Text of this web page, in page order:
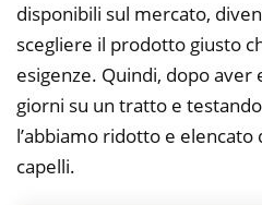
disponibili sul mercato,
scegliere il prodotto giusto
esigenze. Quindi, dopo
giorni su un tratto e
l’abbiamo ridotto e
capelli.